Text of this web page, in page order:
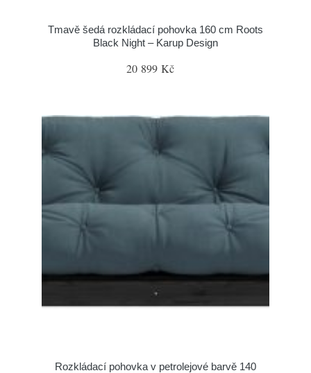
Tmavě šedá rozkládací pohovka 160 cm Roots
Black Night – Karup Design
20 899 Kč
Rozkládací pohovka v petrolejové barvě 140